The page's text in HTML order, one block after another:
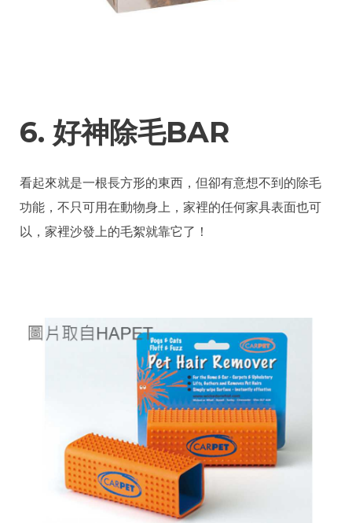
6. 好神除毛BAR
看起來就是一根長方形的東西，但卻有意想不到的除毛
功能，不只可用在動物身上，家裡的任何家具表面也可
以，家裡沙發上的毛絮就靠它了！